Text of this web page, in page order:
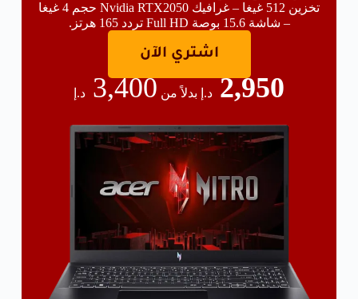
تخزين 512 غيغا – غرافيك Nvidia RTX2050 حجم 4 غيغا
– شاشة 15.6 بوصة Full HD تردد 165 هرتز.
اشتري الآن
2,950 د.إ بدلاً من 3,400 د.إ